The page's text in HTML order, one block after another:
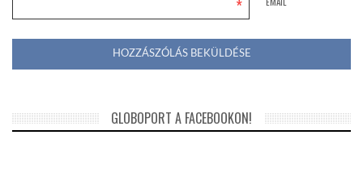
*
GLOBOPORT A FACEBOOKON!